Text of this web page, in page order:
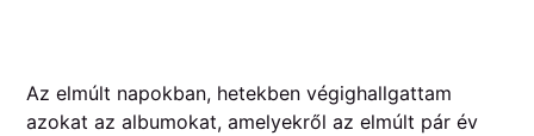
Az elmúlt napokban, hetekben végighallgattam
azokat az albumokat, amelyekről az elmúlt pár év